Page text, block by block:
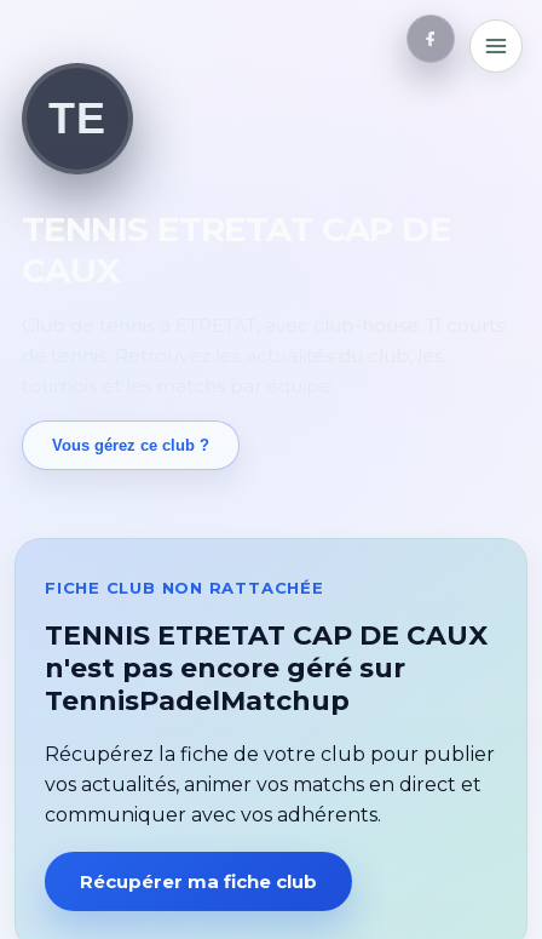
TE
TENNIS ETRETAT CAP DE
Vous gérez ce club ?
FICHE CLUB NON RATTACHÉE
TENNIS ETRETAT CAP DE CAUX
n'est pas encore géré sur
TennisPadelMatchup
Récupérez la fiche de votre club pour publier
vos actualités, animer vos matchs en direct et
communiquer avec vos adhérents.
Récupérer ma fiche club